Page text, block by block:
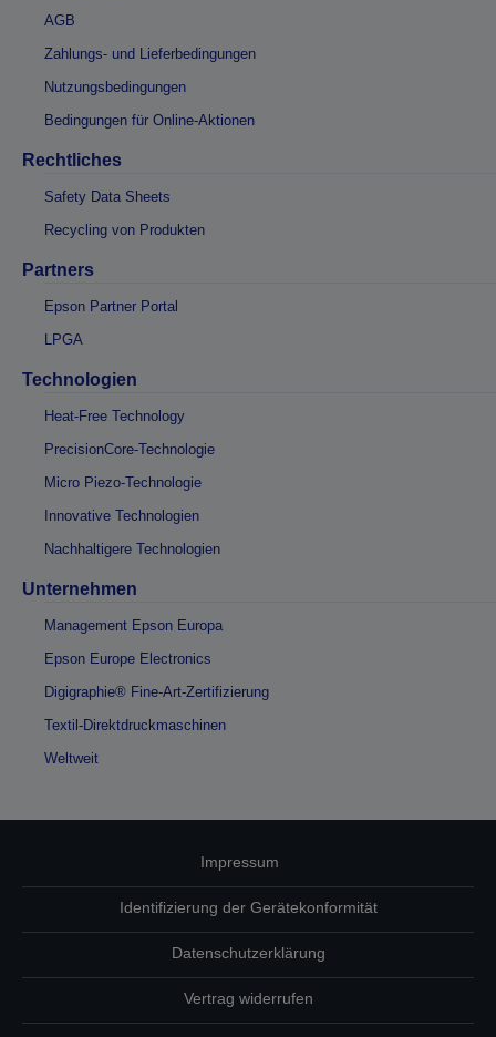
AGB
Zahlungs- und Lieferbedingungen
Nutzungsbedingungen
Bedingungen für Online-Aktionen
Rechtliches
Safety Data Sheets
Recycling von Produkten
Partners
Epson Partner Portal
LPGA
Technologien
Heat-Free Technology
PrecisionCore-Technologie
Micro Piezo-Technologie
Innovative Technologien
Nachhaltigere Technologien
Unternehmen
Management Epson Europa
Epson Europe Electronics
Digigraphie® Fine-Art-Zertifizierung
Textil-Direktdruckmaschinen
Weltweit
Impressum
Identifizierung der Gerätekonformität
Datenschutzerklärung
Vertrag widerrufen